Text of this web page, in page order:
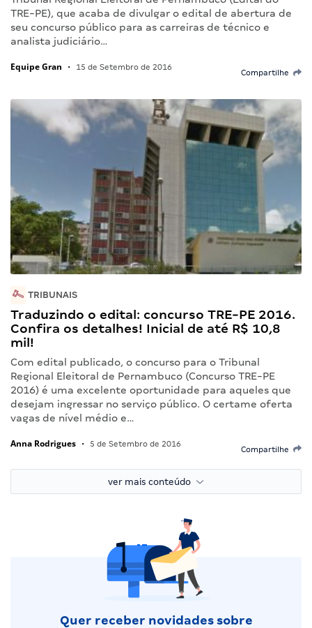
TRE-PE), que acaba de divulgar o edital de abertura de
seu concurso público para as carreiras de técnico e
analista judiciário…
Equipe Gran • 15 de Setembro de 2016
Compartilhe
TRIBUNAIS
Traduzindo o edital: concurso TRE-PE 2016.
Confira os detalhes! Inicial de até R$ 10,8
mil!
Com edital publicado, o concurso para o Tribunal
Regional Eleitoral de Pernambuco (Concurso TRE-PE
2016) é uma excelente oportunidade para aqueles que
desejam ingressar no serviço público. O certame oferta
vagas de nível médio e…
Anna Rodrigues • 5 de Setembro de 2016
Compartilhe
ver mais conteúdo
Quer receber novidades sobre